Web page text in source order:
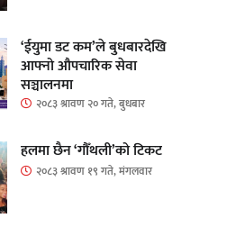
‘ईयुमा डट कम’ले बुधबारदेखि
आफ्नो औपचारिक सेवा
सञ्चालनमा
२०८३ श्रावण २० गते, बुधबार
हलमा छैन ‘गौँथली’को टिकट
२०८३ श्रावण १९ गते, मंगलवार